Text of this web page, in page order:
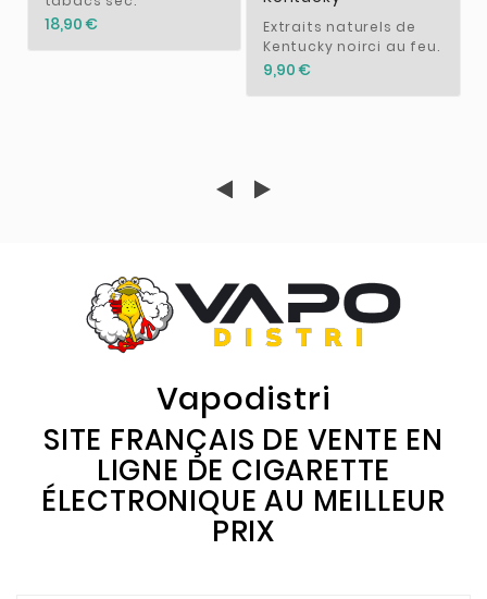
18,90 €
Extraits naturels de
Kentucky noirci au feu.
9,90 €
Vapodistri
SITE FRANÇAIS DE VENTE EN
LIGNE DE CIGARETTE
ÉLECTRONIQUE AU MEILLEUR
PRIX